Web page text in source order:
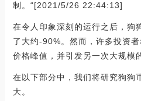
制。“[2021/5/26 22:44:13]
在令人印象深刻的运行之后，狗
了大约-90%。然而，许多投资
价格峰值，并引发另一次大规模
在以下部分中，我们将研究狗狗
大。